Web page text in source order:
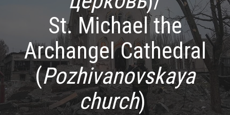
St. Michael the
Archangel Cathedral
(Pozhivanovskaya
church)